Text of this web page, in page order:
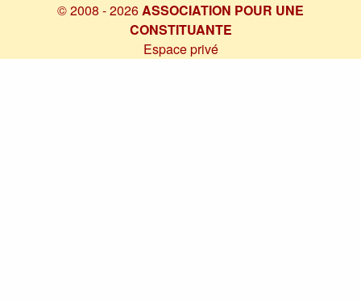
© 2008 - 2026 ASSOCIATION POUR UNE
CONSTITUANTE
Espace privé